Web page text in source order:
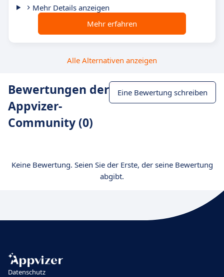
Mehr Details anzeigen
Mehr erfahren
Alle Alternativen anzeigen
Bewertungen der
Appvizer-
Community (0)
Eine Bewertung schreiben
Keine Bewertung. Seien Sie der Erste, der seine Bewertung
abgibt.
Datenschutz